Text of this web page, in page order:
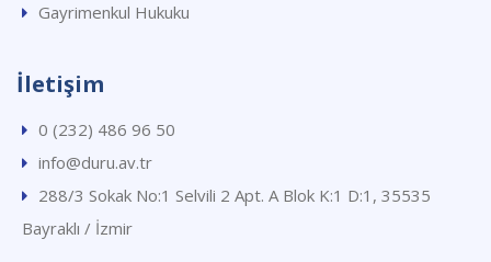
Gayrimenkul Hukuku
İletişim
0 (232) 486 96 50
info@duru.av.tr
288/3 Sokak No:1 Selvili 2 Apt. A Blok K:1 D:1, 35535
Bayraklı / İzmir